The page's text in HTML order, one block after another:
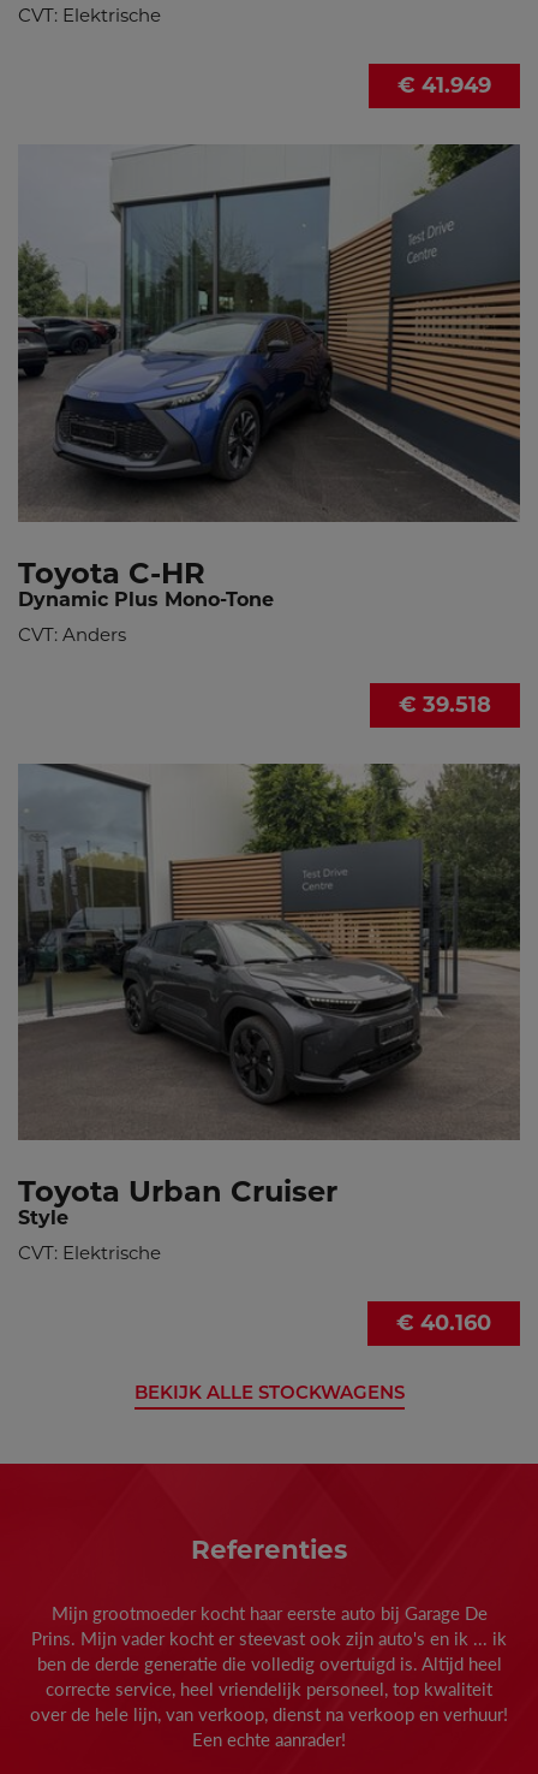
CVT: Elektrische
€ 41.949
Toyota C-HR
Dynamic Plus Mono-Tone
CVT: Anders
€ 39.518
Toyota Urban Cruiser
Style
CVT: Elektrische
€ 40.160
BEKIJK ALLE STOCKWAGENS
Referenties
Mijn grootmoeder kocht haar eerste auto bij Garage De
Prins. Mijn vader kocht er steevast ook zijn auto's en ik ... ik
ben de derde generatie die volledig overtuigd is. Altijd heel
correcte service, heel vriendelijk personeel, top kwaliteit
over de hele lijn, van verkoop, dienst na verkoop en verhuur!
Een echte aanrader!